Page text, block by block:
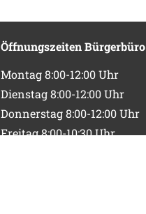
Öffnungszeiten Bürgerbüro
Montag 8:00-12:00 Uhr
Dienstag 8:00-12:00 Uhr
Donnerstag 8:00-12:00 Uhr
Freitag 8:00-10:30 Uhr